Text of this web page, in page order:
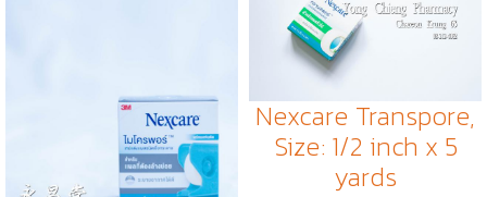
Nexcare Transpore,
Size: 1/2 inch x 5
yards